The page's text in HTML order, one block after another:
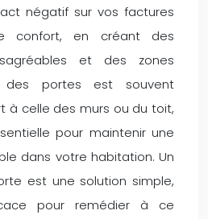
négatif sur vos factures
confort, en créant des
et des zones
des portes est souvent
à celle des murs ou du toit,
pour maintenir une
dans votre habitation. Un
est une solution simple,
pour remédier à ce